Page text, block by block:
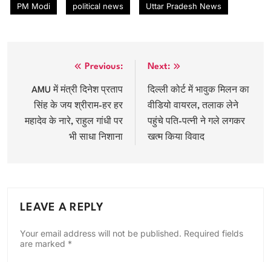
PM Modi political news Uttar Pradesh News
navigation
Previous:
AMU में मंत्री दिनेश प्रताप
सिंह के जय श्रीराम-हर हर
महादेव के नारे, राहुल गांधी पर
भी साधा निशाना
Next:
दिल्ली कोर्ट में भावुक मिलन का
वीडियो वायरल, तलाक लेने
पहुंचे पति-पत्नी ने गले लगकर
खत्म किया विवाद
LEAVE A REPLY
Your email address will not be published. Required fields
are marked *